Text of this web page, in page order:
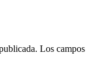
Los campos